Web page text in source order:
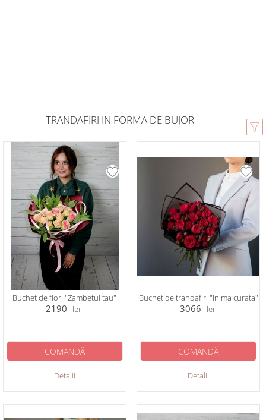
TRANDAFIRI IN FORMA DE BUJOR
Buchet de flori "Zambetul tau"
2190 lei
Detalii
COMANDĂ
Buchet de trandafiri "Inima curata"
3066 lei
Detalii
COMANDĂ